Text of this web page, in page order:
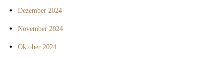
Dezember 2024
November 2024
Oktober 2024